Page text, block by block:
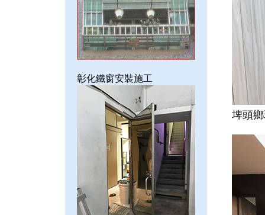
彰化鐵窗安裝施工
埤頭